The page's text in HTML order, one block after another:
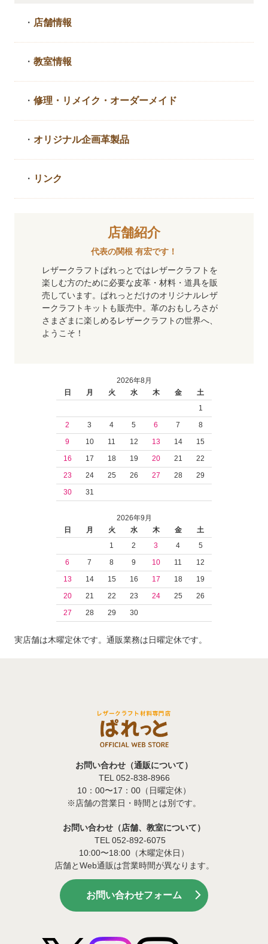
・ 店舗情報
・教室情報
・修理・リメイク・ オーダーメイド
・ オリジナル企画革製品
・ リンク
店舗紹介
代表の関根 有宏です！
レザークラフトぱれっとではレザークラフトを
楽しむ方のために必要な皮革・材料・道具を販
売しています。ぱれっとだけのオリジナルレザ
ークラフトキットも販売中。革のおもしろさが
さまざまに楽しめるレザークラフトの世界へ、
ようこそ！
2026年8月
日
月 火 水 木 金
土
1
2
3 4 5 6 7
8
9
10 11 12 13 14
15
16
17 18 19 20 21
22
23
24 25 26 27 28
29
30
31
2026年9月
日
月 火 水 木 金
土
1
2 3 4
5
6
7 8 9 10 11
12
13
14 15 16 17 18
19
20
21 22 23 24 25
26
27
28 29 30
実店舗は木曜定休です。通販業務は日曜定休です。
お問い合わせ（通販について）
TEL 052-838-8966
10：00〜17：00（日曜定休）
※店舗の営業日・時間とは別です。
お問い合わせ（店舗、教室について）
TEL 052-892-6075
10:00〜18:00（木曜定休日）
店舗とWeb通販は営業時間が異なります。
お問い合わせフォーム